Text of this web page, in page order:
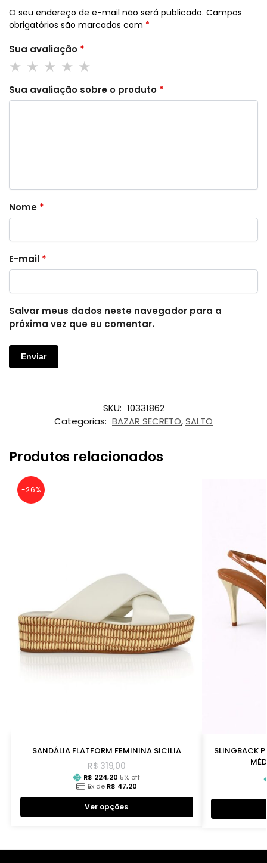
O seu endereço de e-mail não será publicado. Campos
obrigatórios são marcados com *
Sua avaliação *
Sua avaliação sobre o produto *
Nome *
E-mail *
Salvar meus dados neste navegador para a
próxima vez que eu comentar.
SKU: 10331862
Categorias: BAZAR SECRETO,SALTO
Produtos relacionados
-26%
SANDÁLIA FLATFORM FEMININA SICILIA
R$319,00
R$ 224,20 5% off
5x de R$ 47,20
Ver opções
SLINGBACK